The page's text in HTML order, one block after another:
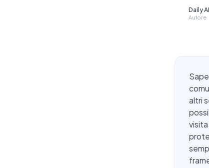
Daily
Autore
altri